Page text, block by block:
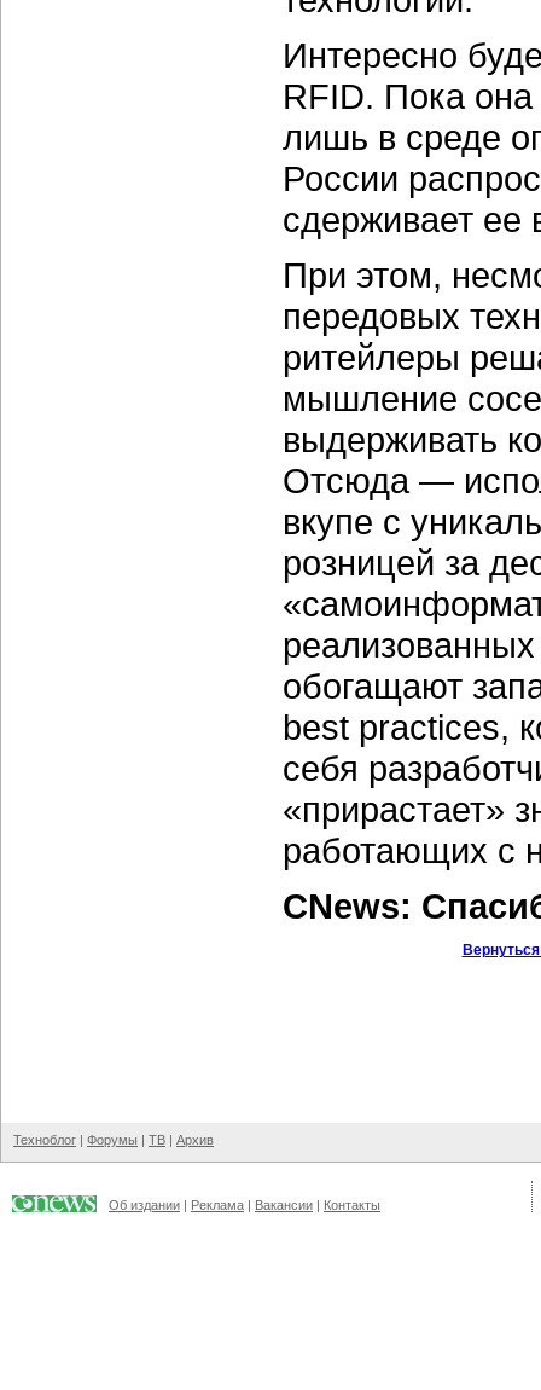
Интересно
RFID. Пока
лишь в среде
России
сдерживает ее
При этом,
передовых
ритейлеры
мышление
выдерживать
Отсюда —
вкупе с
розницей за
обогащают
best practices,
себя
«прирастает»
работающих с
CNews:
Техноблог | Форумы | ТВ | Архив
Об издании | Реклама | Вакансии | Контакты